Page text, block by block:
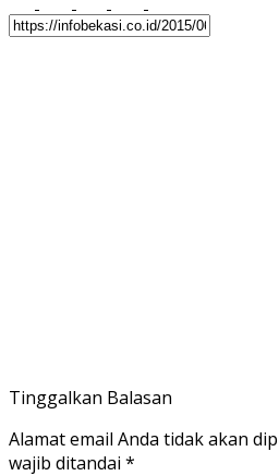
Tinggalkan Balasan
Alamat email Anda tidak akan
wajib ditandai *